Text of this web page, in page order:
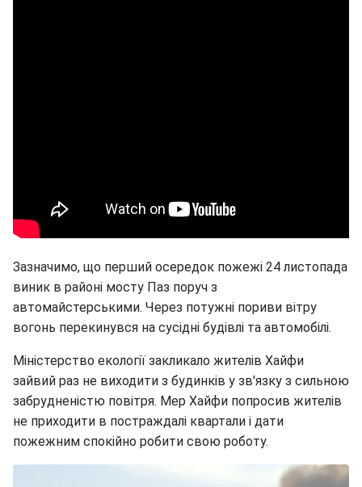
Зазначимо, що перший осередок пожежі 24 листопада
виник в районі мосту Паз поруч з
автомайстерськими. Через потужні пориви вітру
вогонь перекинувся на сусідні будівлі та автомобілі.
Міністерство екології закликало жителів Хайфи
зайвий раз не виходити з будинків у зв'язку з сильною
забрудненістю повітря. Мер Хайфи попросив жителів
не приходити в постраждалі квартали і дати
пожежним спокійно робити свою роботу.